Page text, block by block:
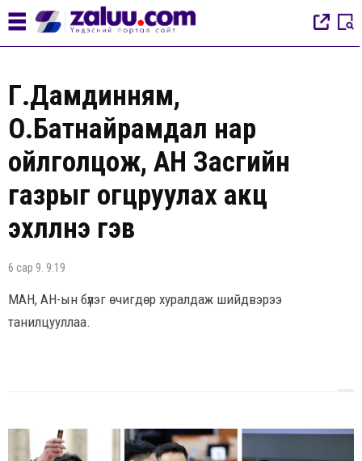
Г.Дамдинням,
О.Батнайрамдал нар
ойлголцож, АН Засгийн
газрыг огцруулах акц
эхлүүлнэ гэв
6 сар 9. 9:19
МАН, АН-ын бүлэг өчигдөр хуралдаж шийдвэрээ
танилцууллаа.